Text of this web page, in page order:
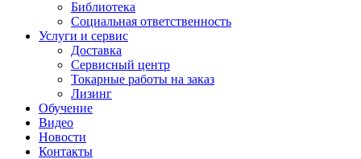
Библиотека
Социальная ответственность
Услуги и сервис
Доставка
Сервисный центр
Токарные работы на заказ
Лизинг
Обучение
Видео
Новости
Контакты